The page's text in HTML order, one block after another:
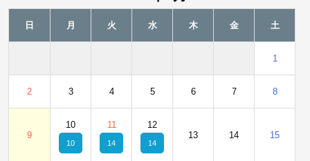
日 月 火 水 木 金 土
1
2 3 4 5 6 7 8
9
10
10
11
14
12
14
13 14 15